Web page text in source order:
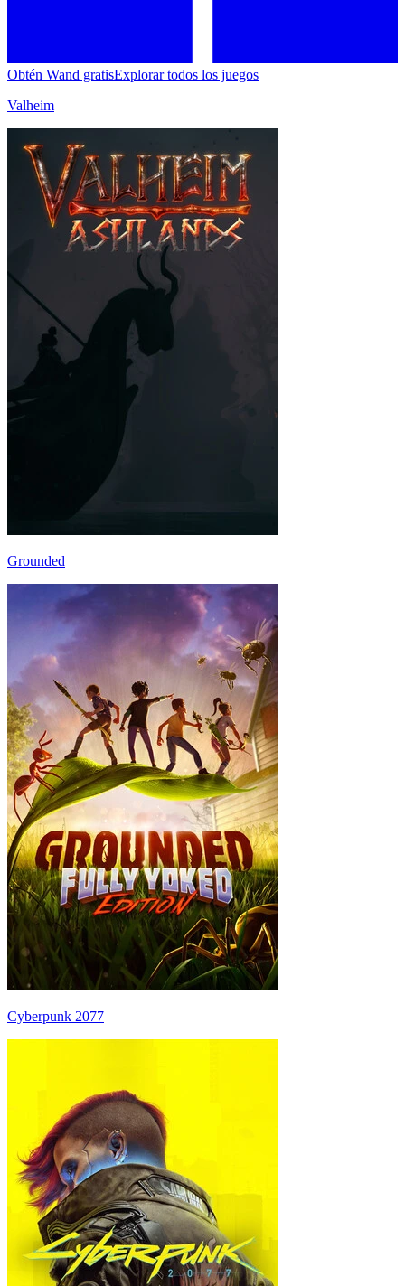
Obtén Wand gratisExplorar todos los juegos
Valheim
Grounded
Cyberpunk 2077